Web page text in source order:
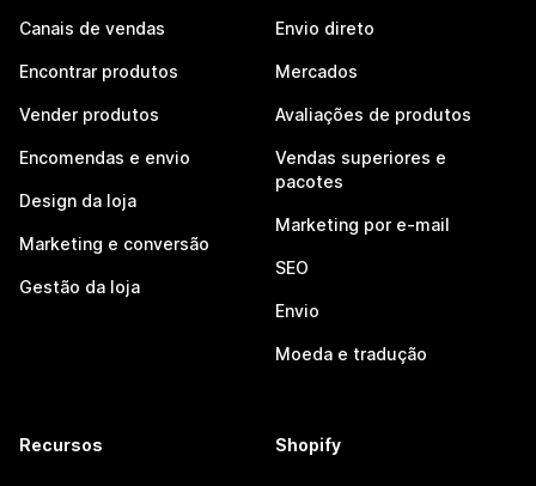
Canais de vendas
Encontrar produtos
Vender produtos
Encomendas e envio
Design da loja
Marketing e conversão
Gestão da loja
Envio direto
Mercados
Avaliações de produtos
Vendas superiores e
pacotes
Marketing por e-mail
SEO
Envio
Moeda e tradução
Recursos Shopify